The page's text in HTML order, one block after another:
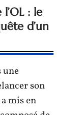
: le
d’un
une
son
mis en